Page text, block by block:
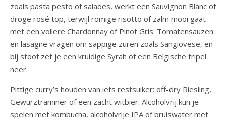
zoals pasta pesto of salades, werkt een Sauvignon Blanc of
droge rosé top, terwijl romige risotto of zalm mooi gaat
met een vollere Chardonnay of Pinot Gris. Tomatensauzen
en lasagne vragen om sappige zuren zoals Sangiovese, en
bij stoof zet je een kruidige Syrah of een Belgische tripel
neer.
Pittige curry’s houden van iets restsuiker: off-dry Riesling,
Gewürztraminer of een zacht witbier. Alcoholvrij kun je
spelen met kombucha, alcoholvrije IPA of bruiswater met